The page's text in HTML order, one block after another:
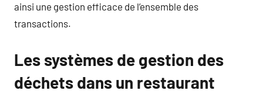
ainsi une gestion efficace de l’ensemble des
transactions.
Les systèmes de gestion des
déchets dans un restaurant